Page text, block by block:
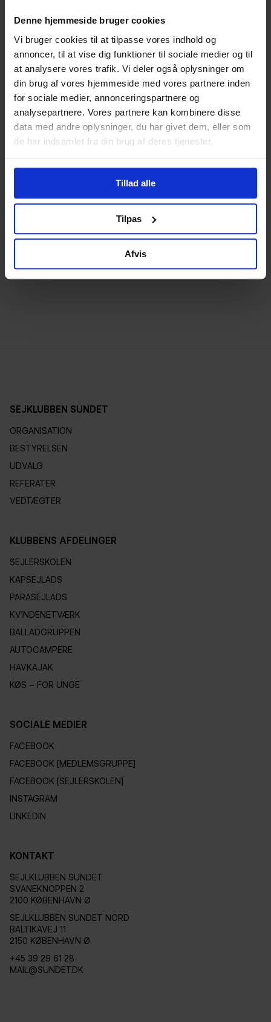
Denne hjemmeside bruger cookies
Vi bruger cookies til at tilpasse vores indhold og
annoncer, til at vise dig funktioner til sociale medier og til
at analysere vores trafik. Vi deler også oplysninger om
din brug af vores hjemmeside med vores partnere inden
for sociale medier, annonceringspartnere og
analysepartnere. Vores partnere kan kombinere disse
data med andre oplysninger, du har givet dem, eller som
de har indsamlet fra din brug af deres tjenester.
Tillad alle
Tilpas
Afvis
og en ny J70 er indkøbt til kapsejlads.
Frivillighed og drift: Nyt frivillighedsudvalg skal
koordinere opgaver og styrke fællesskabet.
Klubben ansætter Antonina Andriushenko som
bogholder pr. 1. december.
Brand og tone: Der har været en mindre brand
uden personskade. Formanden opfordrer til
bedre omgangstone, respekt og åben dialog i
Tak og fællesskab: Stor tak til alle frivillige –
klubben drives på frivillig basis, bygger på
respekt, godt sømandskab, miljøhensyn og
social ansvarlighed.
SEJKLUBBEN SUNDET
ORGANISATION
BESTYRELSEN
UDVALG
REFERATER
VEDTÆGTER
KLUBBENS AFDELINGER
SEJLERSKOLEN
KAPSEJLADS
PARASEJLADS
KVINDENETVÆRK
BALLADGRUPPEN
AUTOCAMPERE
HAVKAJAK
KØS – FOR UNGE
SOCIALE MEDIER
FACEBOOK
FACEBOOK [MEDLEMSGRUPPE]
FACEBOOK [SEJLERSKOLEN]
INSTAGRAM
LINKEDIN
KONTAKT
SEJLKLUBBEN SUNDET
SVANEKNOPPEN 2
2100 KØBENHAVN Ø
SEJLKLUBBEN SUNDET NORD
BALTIKAVEJ 11
2150 KØBENHAVN Ø
+45 39 29 61 28
MAIL@SUNDET.DK